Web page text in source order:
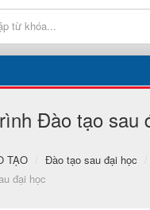
Đào tạo sau
TẠO / Đào tạo sau đại học
/
đại học